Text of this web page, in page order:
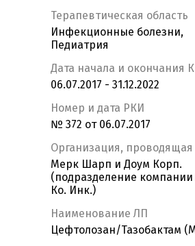
Терапевтическая область
Инфекционные болезни,
Педиатрия
Дата начала и окончания
06.07.2017 - 31.12.2022
Номер и дата РКИ
№ 372 от 06.07.2017
Организация, проводящая
Мерк Шарп и Доум Корп.
(подразделение
Ко. Инк.)
Наименование ЛП
Цефтолозан/Тазобактам